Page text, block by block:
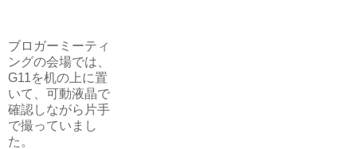
ブロガーミーティ
ングの会場では、
G11を机の上に置
いて、可動液晶で
確認しながら片手
で撮っていまし
た。